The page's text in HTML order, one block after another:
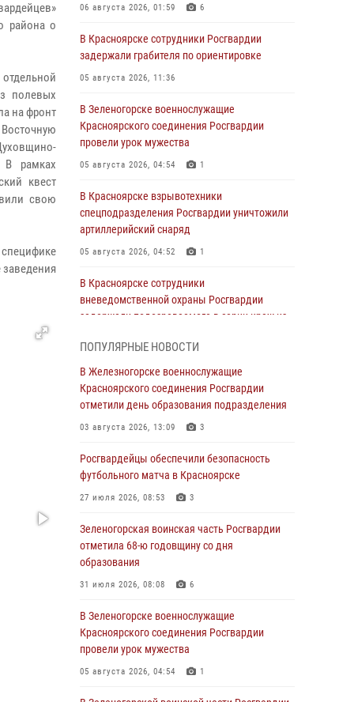
района о
полевых
на фронт
В рамках
квест
свою
06 августа 2026, 01:59 6
В Красноярске сотрудники Росгвардии
задержали грабителя по ориентировке
05 августа 2026, 11:36
В Зеленогорске военнослужащие
Красноярского соединения Росгвардии
провели урок мужества
05 августа 2026, 04:54 1
В Красноярске взрывотехники
спецподразделения Росгвардии уничтожили
артиллерийский снаряд
05 августа 2026, 04:52 1
В Красноярске сотрудники
вневедомственной охраны Росгвардии
задержали подозреваемого в серии краж из
Сотрудники Росгвардии обеспечили
общественный порядок во время
проведения экстремального заплыва в
04 августа 2026, 08:36 1
В Красноярске сотрудники Росгвардии
супермаркета
04 августа 2026, 06:50
Военнослужащие Красноярского соединения
с тонкостями РХБ защиты
03 августа 2026, 13:12 2
В Железногорске военнослужащие
отметили день образования подразделения
ПОПУЛЯРНЫЕ НОВОСТИ
В Железногорске военнослужащие
Красноярского соединения Росгвардии
отметили день образования подразделения
03 августа 2026, 13:09 3
Росгвардейцы обеспечили безопасность
футбольного матча в Красноярске
27 июля 2026, 08:53 3
Зеленогорская воинская часть Росгвардии
отметила 68-ю годовщину со дня
образования
31 июля 2026, 08:08 6
В Зеленогорске военнослужащие
Красноярского соединения Росгвардии
провели урок мужества
05 августа 2026, 04:54 1